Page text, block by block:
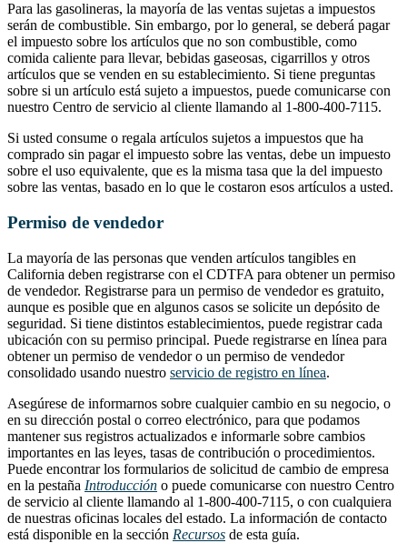
Para las gasolineras, la mayoría de las ventas sujetas a impuestos
serán de combustible. Sin embargo, por lo general, se deberá pagar
el impuesto sobre los artículos que no son combustible, como
comida caliente para llevar, bebidas gaseosas, cigarrillos y otros
artículos que se venden en su establecimiento. Si tiene preguntas
sobre si un artículo está sujeto a impuestos, puede comunicarse con
nuestro Centro de servicio al cliente llamando al 1-800-400-7115.
Si usted consume o regala artículos sujetos a impuestos que ha
comprado sin pagar el impuesto sobre las ventas, debe un impuesto
sobre el uso equivalente, que es la misma tasa que la del impuesto
sobre las ventas, basado en lo que le costaron esos artículos a usted.
Permiso de vendedor
La mayoría de las personas que venden artículos tangibles en
California deben registrarse con el CDTFA para obtener un permiso
de vendedor. Registrarse para un permiso de vendedor es gratuito,
aunque es posible que en algunos casos se solicite un depósito de
seguridad. Si tiene distintos establecimientos, puede registrar cada
ubicación con su permiso principal. Puede registrarse en línea para
obtener un permiso de vendedor o un permiso de vendedor
consolidado usando nuestro servicio de registro en línea.
Asegúrese de informarnos sobre cualquier cambio en su negocio, o
en su dirección postal o correo electrónico, para que podamos
mantener sus registros actualizados e informarle sobre cambios
importantes en las leyes, tasas de contribución o procedimientos.
Puede encontrar los formularios de solicitud de cambio de empresa
en la pestaña Introducción o puede comunicarse con nuestro Centro
de servicio al cliente llamando al 1-800-400-7115, o con cualquiera
de nuestras oficinas locales del estado. La información de contacto
está disponible en la sección Recursos de esta guía.